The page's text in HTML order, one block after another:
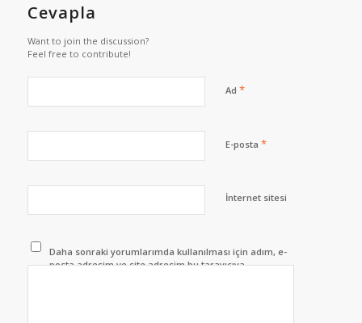
Cevapla
Want to join the discussion?
Feel free to contribute!
Ad *
E-posta *
İnternet sitesi
Daha sonraki yorumlarımda kullanılması için adım, e-
posta adresim ve site adresim bu tarayıcıya